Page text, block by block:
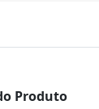
Produto